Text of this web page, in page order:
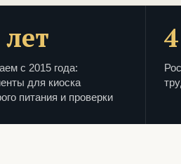
лет
с 2015 года:
для киоска
питания и проверки